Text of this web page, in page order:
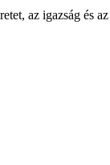
az igazság és